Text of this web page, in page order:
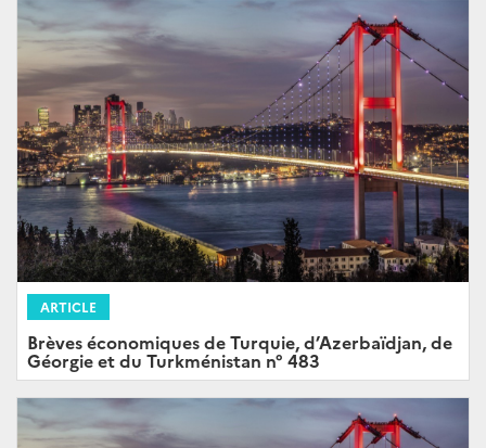
ARTICLE
Brèves économiques de Turquie, d’Azerbaïdjan, de
Géorgie et du Turkménistan n° 483